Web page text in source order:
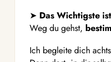
➤ Das Wichtigste
Weg du gehst,
Ich begleite dich